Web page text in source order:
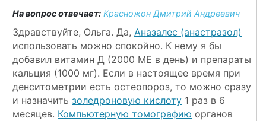
На вопрос отвечает: Красножон Дмитрий Андреевич
Здравствуйте, Ольга. Да, Аназалес (анастразол)
использовать можно спокойно. К нему я бы
добавил витамин Д (2000 МЕ в день) и препараты
кальция (1000 мг). Если в настоящее время при
денситометрии есть остеопороз, то можно сразу
и назначить золедроновую кислоту 1 раз в 6
месяцев. Компьютерную томографию органов